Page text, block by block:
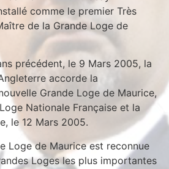
comme le premier Très
de la Grande Loge de
précédent, le 9 Mars 2005, la
accorde la
Grande Loge de Maurice,
Nationale Française et la
le 12 Mars 2005.
Loge de Maurice est reconnue
Loges les plus importantes